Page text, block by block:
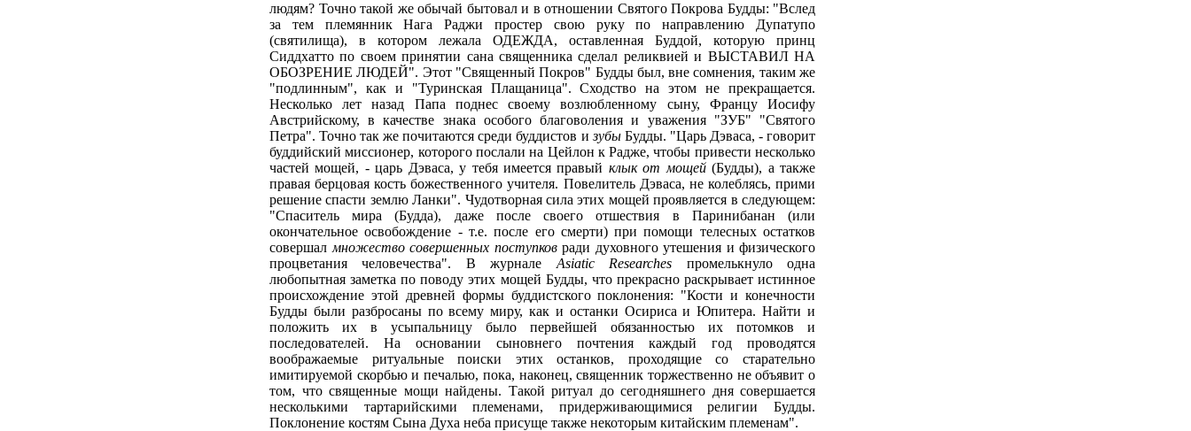
людям? Точно такой же обычай бытовал и в отношении Святого Покрова Будды: "Вслед
за тем племянник Нага Раджи простер свою руку по направлению Дупатупо
(святилища), в котором лежала ОДЕЖДА, оставленная Буддой, которую принц
Сиддхатто по своем принятии сана священника сделал реликвией и ВЫСТАВИЛ НА
ОБОЗРЕНИЕ ЛЮДЕЙ". Этот "Священный Покров" Будды был, вне сомнения, таким же
"подлинным", как и "Туринская Плащаница". Сходство на этом не прекращается.
Несколько лет назад Папа поднес своему возлюбленному сыну, Францу Иосифу
Австрийскому, в качестве знака особого благоволения и уважения "ЗУБ" "Святого
Петра". Точно так же почитаются среди буддистов изубыБудды. "Царь Дэваса, - говорит
буддийский миссионер, которого послали на Цейлон к Радже, чтобы привести несколько
частей мощей, - царь Дэваса, у тебя имеется правый клык от мощей(Будды), а также
правая берцовая кость божественного учителя. Повелитель Дэваса, не колеблясь, прими
решение спасти землю Ланки". Чудотворная сила этих мощей проявляется в следующем:
"Спаситель мира (Будда), даже после своего отшествия в Паринибанан (или
окончательное освобождение - т.е. после его смерти) при помощи телесных остатков
совершал множество совершенных поступковради духовного утешения и физического
процветания человечества". В журнале Asiatic Researches промелькнуло одна
любопытная заметка по поводу этих мощей Будды, что прекрасно раскрывает истинное
происхождение этой древней формы буддистского поклонения: "Кости и конечности
Будды были разбросаны по всему миру, как и останки Осириса и Юпитера. Найти и
положить их в усыпальницу было первейшей обязанностью их потомков и
последователей. На основании сыновнего почтения каждый год проводятся
воображаемые ритуальные поиски этих останков, проходящие со старательно
имитируемой скорбью и печалью, пока, наконец, священник торжественно не объявит о
том, что священные мощи найдены. Такой ритуал до сегодняшнего дня совершается
несколькими тартарийскими племенами, придерживающимися религии Будды.
Поклонение костям Сына Духа неба присуще также некоторым китайским племенам".